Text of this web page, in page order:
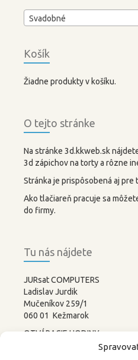
Svadobné
Košík
Žiadne produkty v košíku.
O tejto stránke
Na stránke 3d.kkweb.sk
3d zápichov na torty a rôzne
Stránka je prispôsobená aj pre
Ako tlačiareň pracuje sa
do firmy.
Tu nás nájdete
JURsat COMPUTERS
Ladislav Jurdik
Mučeníkov 259/1
060 01 Kežmarok
OTVÁRACIE HODINY:
PONDELOK – PIATOK